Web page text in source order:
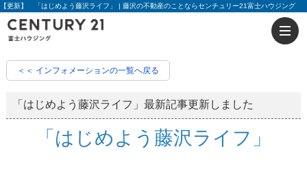
【更新】 「はじめよう藤沢ライフ」 | 藤沢の不動産のことならセンチュリー21富士ハウジング
＜＜ インフォメーションの一覧へ戻る
「はじめよう藤沢ライフ」最新記事更新しました
「はじめよう藤沢ライフ」